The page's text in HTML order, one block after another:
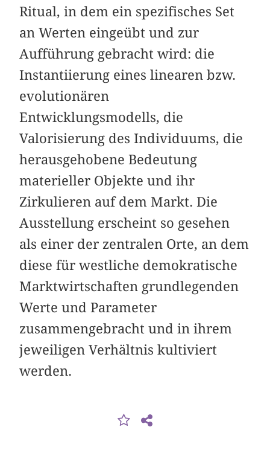
Ritual, in dem ein spezifisches Set
an Werten eingeübt und zur
Aufführung gebracht wird: die
Instantiierung eines linearen bzw.
evolutionären
Entwicklungsmodells, die
Valorisierung des Individuums, die
herausgehobene Bedeutung
materieller Objekte und ihr
Zirkulieren auf dem Markt. Die
Ausstellung erscheint so gesehen
als einer der zentralen Orte, an dem
diese für westliche demokratische
Marktwirtschaften grundlegenden
Werte und Parameter
zusammengebracht und in ihrem
jeweiligen Verhältnis kultiviert
werden.